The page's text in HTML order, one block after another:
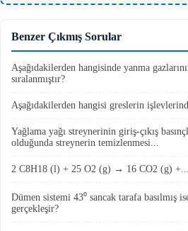
Benzer Çıkmış Sorular
Aşağıdakilerden hangisinde yanma
sıralanmıştır?
Aşağıdakilerden hangisi greslerin
Yağlama yağı streynerinin giriş-çıkış
olduğunda streynerin temizlenmesi...
2 C8H18 (l) + 25 O2 (g) → 16 CO2 (g) +...
Dümen sistemi 43⁰ sancak tarafa basılmış
gerçekleşir?